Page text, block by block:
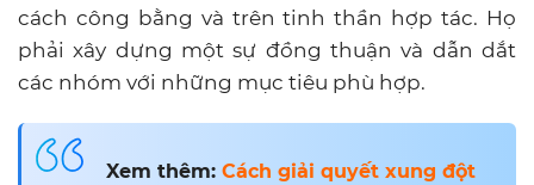
cách công bằng và trên tinh thần hợp tác. Họ
phải xây dựng một sự đồng thuận và dẫn dắt
các nhóm với những mục tiêu phù hợp.
Xem thêm: Cách giải quyết xung đột